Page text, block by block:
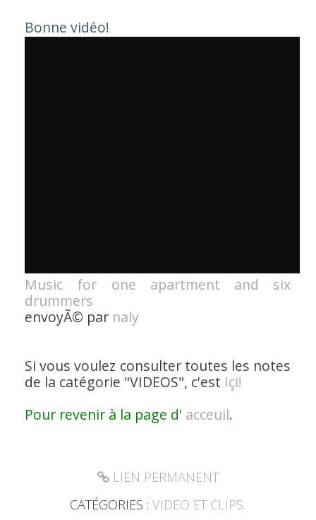
Bonne vidéo!
Music for one apartment and six
drummers
envoyÃ© par naly
Si vous voulez consulter toutes les notes
de la catégorie "VIDEOS", c'est Içi!
Pour revenir à la page d' acceuil.
LIEN PERMANENT
CATÉGORIES :VIDEO ET CLIPS.